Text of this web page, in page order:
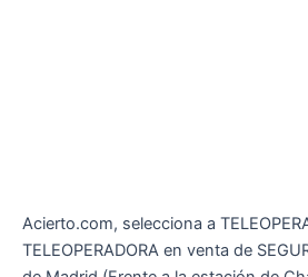
Acierto.com, selecciona a
TELEOPERADORA en venta de